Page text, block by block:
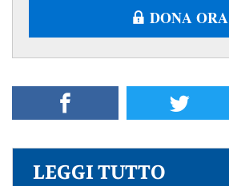
DONA ORA
LEGGI TUTTO